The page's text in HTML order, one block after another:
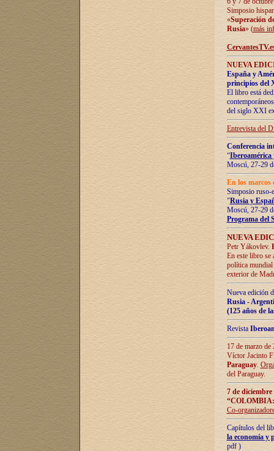
Simposio
«Superación
Rusia» (más
NUEVA
España y
principios del
El libro está
del siglo XXI
Entrevista del
Conferencia
“Iberoamérica
Moscú, 27-29
En los marcos
Simposio ruso-
"Rusia y
Moscú, 27-29
Programa del
NUEVA
Petr Yákovlev.
En este libro se
política mundial
exterior de
Nueva edición
Rusia -
(125 años de
Revista
17 de marzo
Víctor Jacinto
Paraguay.
del Paraguay.
7 de
Co-
Capítulos del
la economía y
pdf )